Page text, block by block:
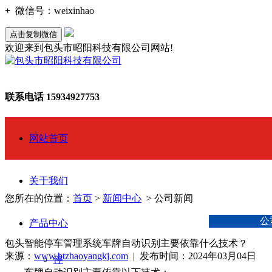
+ 微信号： weixinhao
点击复制微信
欢迎来到包头市昭阳科技有限公司网站!
联系电话 15934927753
网站首页
关于我们
产品中心
停
您所在的位置： 首页 > 新闻中心 > 公司新闻
公
包头智能停车管理系统车牌自动识别主要依靠什么技术？
来源： www.btzhaoyangkj.com | 发布时间：2024年03月04日